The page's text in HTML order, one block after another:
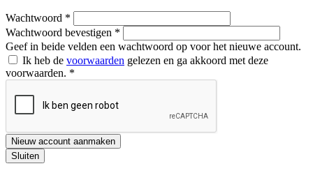
Wachtwoord *
Wachtwoord bevestigen *
Geef in beide velden een wachtwoord op voor het nieuwe account.
Ik heb de voorwaarden gelezen en ga akkoord met deze
voorwaarden. *
Nieuw account aanmaken
Sluiten